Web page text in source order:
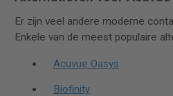
Er zijn veel andere moderne
Enkele van de meest populaire
Acuvue Oasys
Biofinity